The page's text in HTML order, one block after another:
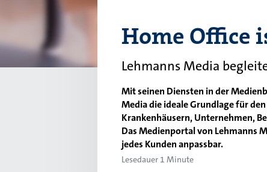
Home Office
Lehmanns Media
Mit seinen Diensten in der
Media die ideale Grundlage für
Krankenhäusern, Unternehmen,
Das Medienportal von Lehmanns
jedes Kunden anpassbar.
Lesedauer 1 Minute